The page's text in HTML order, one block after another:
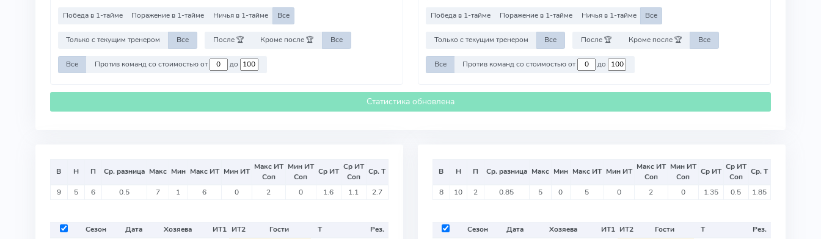
Победа в 1-тайме Поражение в 1-тайме Ничья в 1-тайме Все
Только с текущим тренером Все После 🏆 Кроме после 🏆 Все
Все Против команд со стоимостью от до
Победа в 1-тайме Поражение в 1-тайме Ничья в 1-тайме Все
Только с текущим тренером Все После 🏆 Кроме после 🏆 Все
Все Против команд со стоимостью от до
Статистика обновлена
В Н П Ср. разница Макс Мин Макс ИТ Мин ИТ Макс ИТ
Соп
Мин ИТ
Соп
Ср ИТ Ср ИТ
Соп
Ср. Т
9 5 6 0.5 7 1 6 0 2 0 1.6 1.1 2.7
Сезон Дата Хозяева ИТ1 ИТ2 Гости Т
Рез.
В Н П Ср. разница Макс Мин Макс ИТ Мин ИТ Макс ИТ
Соп
Мин ИТ
Соп
Ср ИТ Ср ИТ
Соп
Ср. Т
8 10 2 0.85 5 0 5 0 2 0 1.35 0.5 1.85
Сезон Дата Хозяева ИТ1 ИТ2 Гости Т
Рез.